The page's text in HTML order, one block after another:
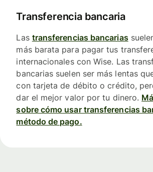
Transferencia bancaria
Las transferencias bancarias
más barata para pagar tus
internacionales con Wise. Las
bancarias suelen ser más lentas
con tarjeta de débito o crédito,
dar el mejor valor por tu dinero.
sobre cómo usar transferencias
método de pago.